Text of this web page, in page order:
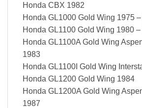
Honda CBX 1982
Honda GL1000 Gold Wing 1975
Honda GL1100 Gold Wing 1980
Honda GL1100A Gold Wing
1983
Honda GL1100I Gold Wing
Honda GL1200 Gold Wing 1984
Honda GL1200A Gold Wing
1987